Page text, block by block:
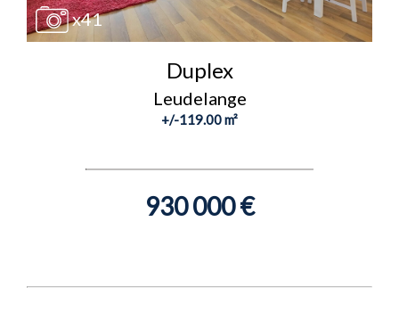
x41
Duplex
Leudelange
+/-119.00 m²
930 000 €